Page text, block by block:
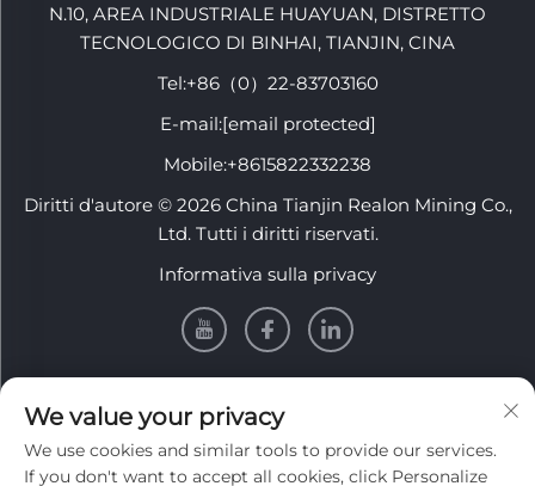
N.10, AREA INDUSTRIALE HUAYUAN, DISTRETTO
TECNOLOGICO DI BINHAI, TIANJIN, CINA
Tel:+86（0）22-83703160
E-mail:[email protected]
Mobile:+8615822332238
Diritti d'autore © 2026 China Tianjin Realon Mining Co.,
Ltd. Tutti i diritti riservati.
Informativa sulla privacy
INFORMATION
Iscriviti per ricevere la nostra newsletter settimanale
We value your privacy
We use cookies and similar tools to provide our services.
If you don't want to accept all cookies, click Personalize